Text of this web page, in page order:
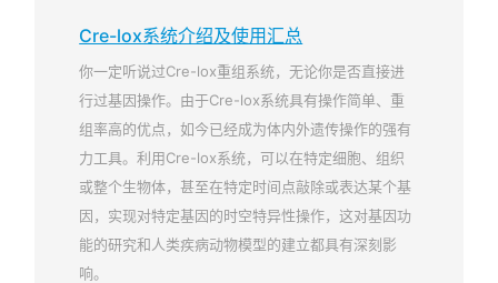
Cre-lox系统介绍及使用汇总
你一定听说过Cre-lox重组系统，无论你是否直接进
行过基因操作。由于Cre-lox系统具有操作简单、重
组率高的优点，如今已经成为体内外遗传操作的强有
力工具。利用Cre-lox系统，可以在特定细胞、组织
或整个生物体，甚至在特定时间点敲除或表达某个基
因，实现对特定基因的时空特异性操作，这对基因功
能的研究和人类疾病动物模型的建立都具有深刻影
响。